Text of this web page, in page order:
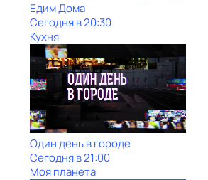
Едим Дома
Сегодня в 20:30
Кухня
Один день в городе
Сегодня в 21:00
Моя планета